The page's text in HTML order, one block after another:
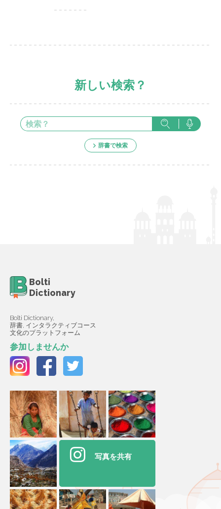
新しい検索？
辞書で検索
Bolti
Dictionary
Bolti Dictionary,
辞書, インタラクティブコース
文化のプラットフォーム
参加しませんか
写真を共有